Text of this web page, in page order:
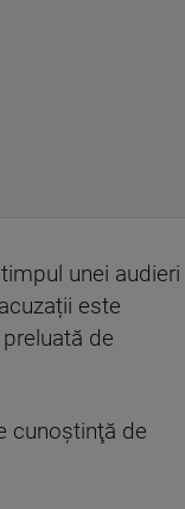
unei audieri
este
de
cunoştinţă de